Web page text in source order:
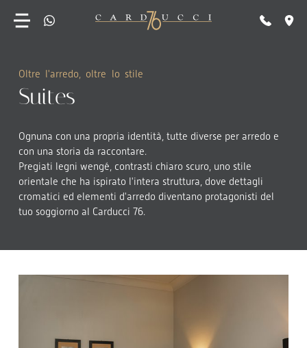
O tre l'arredo o ltre o sti e
Suites
Ognuna con una propria identità, tutte diverse per arredo e
con una storia da raccontare.
Pregiati legni wengé, contrasti chiaro scuro, uno stile
orientale che ha ispirato l'intera struttura, dove dettagli
cromatici ed elementi d'arredo diventano protagonisti del
tuo soggiorno al Carducci 76.